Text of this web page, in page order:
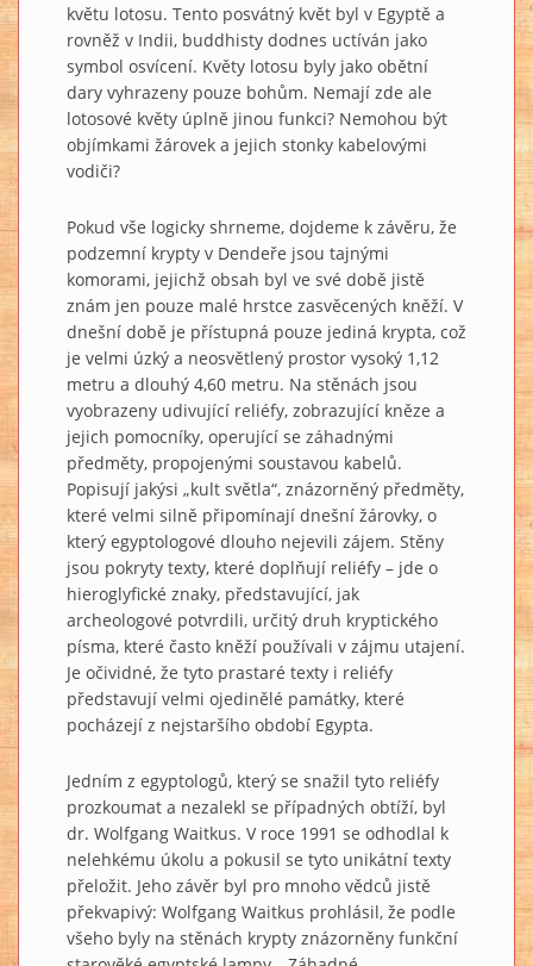
květu lotosu. Tento posvátný květ byl v Egyptě a
rovněž v Indii, buddhisty dodnes uctíván jako
symbol osvícení. Květy lotosu byly jako obětní
dary vyhrazeny pouze bohům. Nemají zde ale
lotosové květy úplně jinou funkci? Nemohou být
objímkami žárovek a jejich stonky kabelovými
vodiči?
Pokud vše logicky shrneme, dojdeme k závěru, že
podzemní krypty v Dendeře jsou tajnými
komorami, jejichž obsah byl ve své době jistě
znám jen pouze malé hrstce zasvěcených kněží. V
dnešní době je přístupná pouze jediná krypta, což
je velmi úzký a neosvětlený prostor vysoký 1,12
metru a dlouhý 4,60 metru. Na stěnách jsou
vyobrazeny udivující reliéfy, zobrazující kněze a
jejich pomocníky, operující se záhadnými
předměty, propojenými soustavou kabelů.
Popisují jakýsi „kult světla“, znázorněný předměty,
které velmi silně připomínají dnešní žárovky, o
který egyptologové dlouho nejevili zájem. Stěny
jsou pokryty texty, které doplňují reliéfy – jde o
hieroglyfické znaky, představující, jak
archeologové potvrdili, určitý druh kryptického
písma, které často kněží používali v zájmu utajení.
Je očividné, že tyto prastaré texty i reliéfy
představují velmi ojedinělé památky, které
pocházejí z nejstaršího období Egypta.
Jedním z egyptologů, který se snažil tyto reliéfy
prozkoumat a nezalekl se případných obtíží, byl
dr. Wolfgang Waitkus. V roce 1991 se odhodlal k
nelehkému úkolu a pokusil se tyto unikátní texty
přeložit. Jeho závěr byl pro mnoho vědců jistě
překvapivý: Wolfgang Waitkus prohlásil, že podle
všeho byly na stěnách krypty znázorněny funkční